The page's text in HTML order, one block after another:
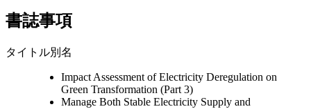
書誌事項
タイトル別名
Impact Assessment of Electricity Deregulation on
Green Transformation (Part 3)
Manage Both Stable Electricity Supply and